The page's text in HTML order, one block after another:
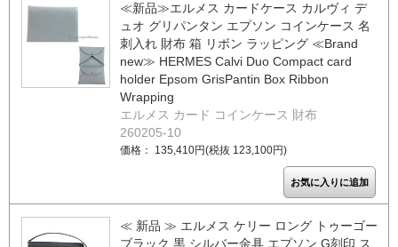
≪新品≫エルメス カードケース カルヴィ デ
ュオ グリパンタン エプソン コインケース 名
刺入れ 財布 箱 リボン ラッピング ≪Brand
new≫ HERMES Calvi Duo Compact card
holder Epsom GrisPantin Box Ribbon
Wrapping
エルメス カード コインケース 財布
260205-10
価格： 135,410円(税抜 123,100円)
≪ 新品 ≫ エルメス ケリー ロング トゥーゴー
ブラック 黒 シルバー金具 エプソン G刻印 ス